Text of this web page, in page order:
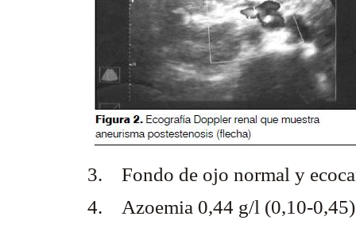
3. Fondo de ojo normal y
4. Azoemia 0,44 g/l (0,10-